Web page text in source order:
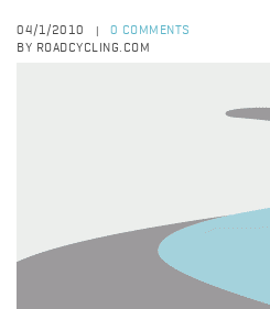
04/1/2010
0 COMMENTS
BY ROADCYCLING.COM